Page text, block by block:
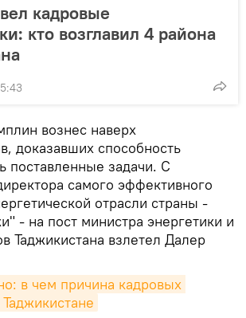
кадровые
кто возглавил 4 района
вознес наверх
доказавших способность
поставленные задачи. С
самого эффективного
отрасли страны -
- на пост министра энергетики и
Таджикистана взлетел Далер
в чем причина кадровых